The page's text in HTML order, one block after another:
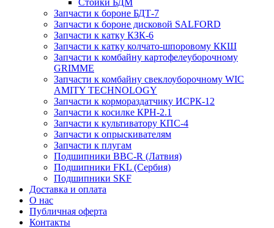
Стойки БДМ
Запчасти к бороне БДТ-7
Запчасти к бороне дисковой SALFORD
Запчасти к катку КЗК-6
Запчасти к катку колчато-шпоровому ККШ
Запчасти к комбайну картофелеуборочному
GRIMME
Запчасти к комбайну свеклоуборочному WIC
AMITY TECHNOLOGY
Запчасти к кормораздатчику ИСРК-12
Запчасти к косилке КРН-2.1
Запчасти к культиватору КПС-4
Запчасти к опрыскивателям
Запчасти к плугам
Подшипники BBC-R (Латвия)
Подшипники FKL (Сербия)
Подшипники SKF
Доставка и оплата
О нас
Публичная оферта
Контакты